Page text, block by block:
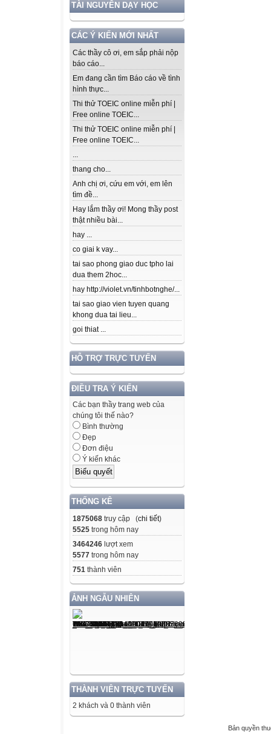
TÀI NGUYÊN DẠY HỌC
CÁC Ý KIẾN MỚI NHẤT
Các thầy cô ơi, em sắp phải nộp
báo cáo...
Em đang cần tìm Báo cáo về tình
hình thực...
Thi thử TOEIC online miễn phí |
Free online TOEIC...
Thi thử TOEIC online miễn phí |
Free online TOEIC...
...
thang cho...
Anh chị ơi, cứu em với, em lên
tìm đề...
Hay lắm thầy ơi! Mong thầy post
thật nhiều bài...
hay ...
co giai k vay...
tai sao phong giao duc tpho lai
dua them 2hoc...
hay http://violet.vn/tinhbotnghe/...
tai sao giao vien tuyen quang
khong dua tai lieu...
goi thiat ...
HỖ TRỢ TRỰC TUYẾN
ĐIỀU TRA Ý KIẾN
Các bạn thầy trang web của
chúng tôi thế nào?
Bình thường
Đẹp
Đơn điệu
Ý kiến khác
THỐNG KÊ
1875068 truy cập (chi tiết)
5525 trong hôm nay
3464246 lượt xem
5577 trong hôm nay
751 thành viên
ẢNH NGẪU NHIÊN
THÀNH VIÊN TRỰC TUYẾN
2 khách và 0 thành viên
Bản quyền